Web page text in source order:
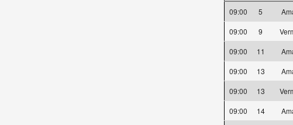
09:00 5
09:00
9
09:00
11
09:00
13
09:00
13
09:00
14